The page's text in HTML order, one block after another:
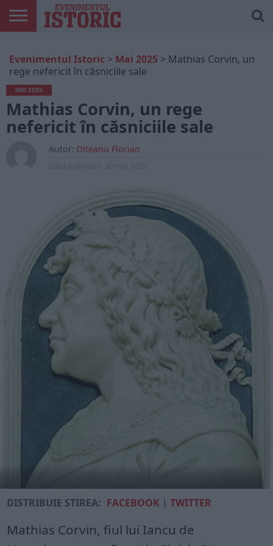
ONLINE
EDIȚII
TIPĂRITE
ISTORIC
PLAY
CONTUL
MEU
Evenimentul Istoric > Mai 2025 > Mathias Corvin, un
rege nefericit în căsniciile sale
MAI 2025
Mathias Corvin, un rege
nefericit în căsniciile sale
Autor: Olteanu Florian
DISTRIBUIE ȘTIREA: FACEBOOK |TWITTER
Mathias Corvin, fiul lui Iancu de